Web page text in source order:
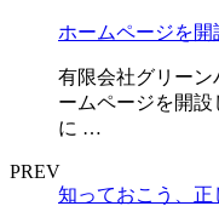
ホームページを開
有限会社グリー
ームページを開設
に …
PREV
知っておこう、